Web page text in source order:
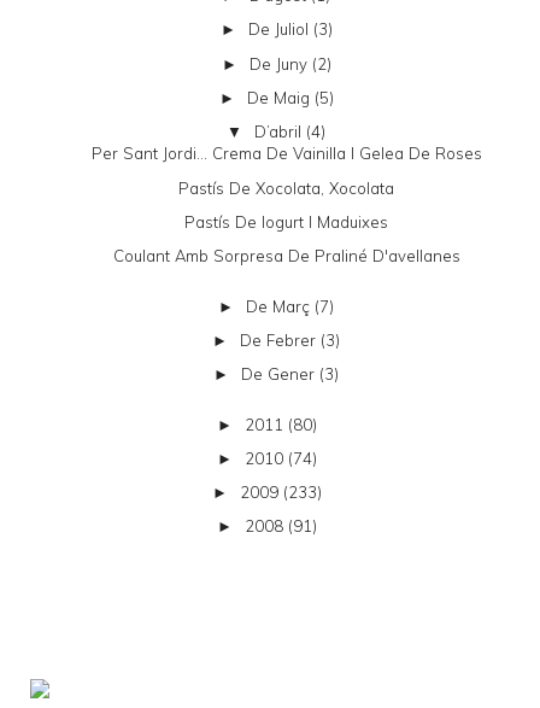
► De Juliol (3)
► De Juny (2)
► De Maig (5)
▼ D’abril (4)
Per Sant Jordi... Crema De Vainilla I Gelea De Roses
Pastís De Xocolata, Xocolata
Pastís De Iogurt I Maduixes
Coulant Amb Sorpresa De Praliné D'avellanes
► De Març (7)
► De Febrer (3)
► De Gener (3)
► 2011 (80)
► 2010 (74)
► 2009 (233)
► 2008 (91)